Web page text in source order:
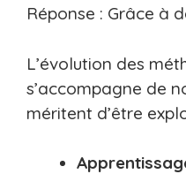
Réponse : Grâce à
L’évolution des
s’accompagne de
méritent d’être